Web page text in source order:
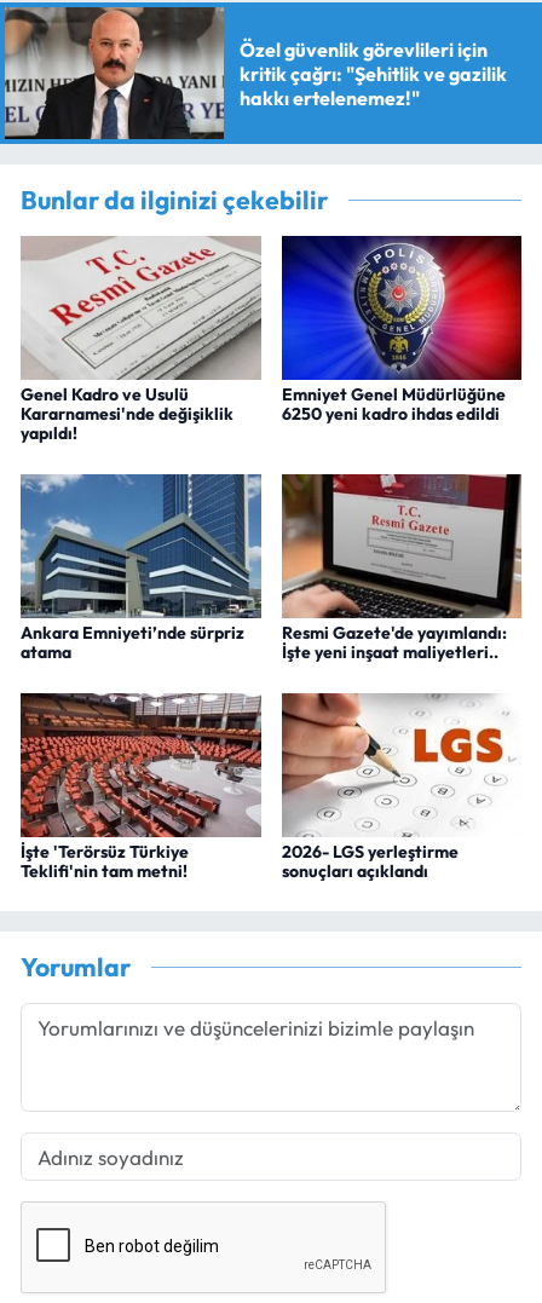
Özel güvenlik görevlileri için
kritik çağrı: "Şehitlik ve gazilik
hakkı ertelenemez!"
Bunlar da ilginizi çekebilir
Genel Kadro ve Usulü
Kararnamesi'nde değişiklik
yapıldı!
Emniyet Genel Müdürlüğüne
6250 yeni kadro ihdas edildi
Ankara Emniyeti’nde sürpriz
atama
Resmi Gazete'de yayımlandı:
İşte yeni inşaat maliyetleri..
İşte 'Terörsüz Türkiye
Teklifi'nin tam metni!
2026- LGS yerleştirme
sonuçları açıklandı
Yorumlar